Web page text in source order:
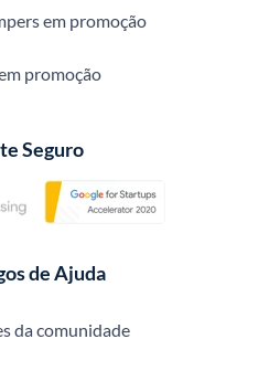
em promoção
promoção
Seguro
de Ajuda
da comunidade